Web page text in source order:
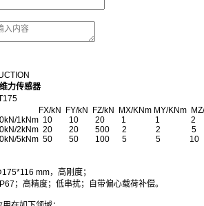
力传感器
kN FY/kN FZ/kN MX/KNm MY/KNm MZ/
1kNm 10 10 20 1 1 2
2kNm 20 20 500 2 2 5
5kNm 50 50 100 5 5 10
mm，高刚度；
；高精度；低串扰；自带偏心载荷补偿。